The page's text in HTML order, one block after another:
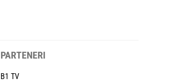
PARTENERI
B1 TV